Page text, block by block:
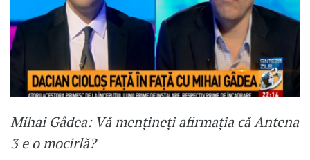
Mihai Gâdea: Vă mențineți afirmația că Antena
3 e o mocirlă?